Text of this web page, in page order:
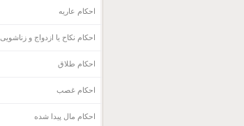
احکام عاریه
احکام نکاح یا ازدواج و زناشویی
احکام طلاق
احکام غصب
احکام مال پیدا شده